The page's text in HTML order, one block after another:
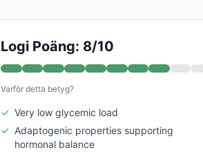
Logi Poäng: 8/10
Varför detta betyg?
✓ Very low glycemic load
✓ Adaptogenic properties supporting
hormonal balance